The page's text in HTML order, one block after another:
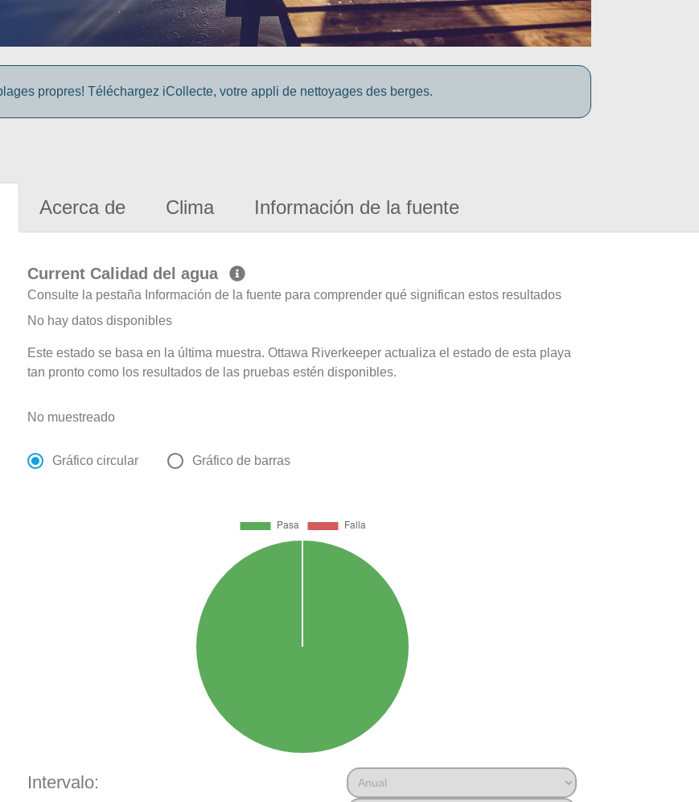
propres! Téléchargez iCollecte, votre appli de nettoyages des berges.
Acerca de Clima Información de la fuente
Current Calidad del agua
Consulte la pestaña Información de la fuente para comprender qué significan estos resultados
No hay datos disponibles
Este estado se basa en la última muestra. Ottawa Riverkeeper actualiza el estado de esta playa
tan pronto como los resultados de las pruebas estén disponibles.
No muestreado
Gráfico circular Gráfico de barras
Intervalo: